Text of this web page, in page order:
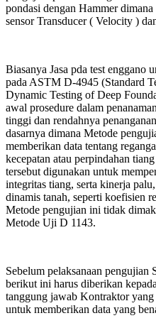
pondasi dengan Hammer
sensor Transducer ( Velocity )
Biasanya Jasa pda test enggano
pada ASTM D-4945 (Standard
Dynamic Testing of Deep
awal prosedure dalam
tinggi dan rendahnya
dasarnya dimana Metode
memberikan data tentang
kecepatan atau perpindahan
tersebut digunakan untuk
integritas tiang, serta kinerja
dinamis tanah, seperti koefisien
Metode pengujian ini tidak
Metode Uji D 1143.
Sebelum pelaksanaan pengujian
berikut ini harus diberikan
tanggung jawab Kontraktor yang
untuk memberikan data yang